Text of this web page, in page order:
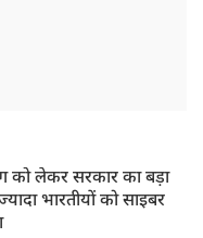
को लेकर सरकार का बड़ा
भारतीयों को साइबर